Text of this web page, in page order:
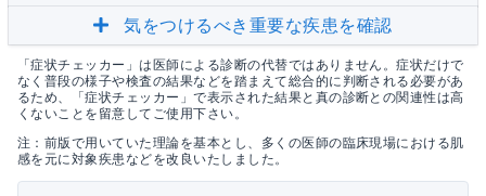
気をつけるべき重要な疾患を確認
「症状チェッカー」は医師による診断の代替ではありません。症状だけで
なく普段の様子や検査の結果などを踏まえて総合的に判断される必要があ
るため、「症状チェッカー」で表示された結果と真の診断との関連性は高
くないことを留意してご使用下さい。
注：前版で用いていた理論を基本とし、多くの医師の臨床現場における肌
感を元に対象疾患などを改良いたしました。